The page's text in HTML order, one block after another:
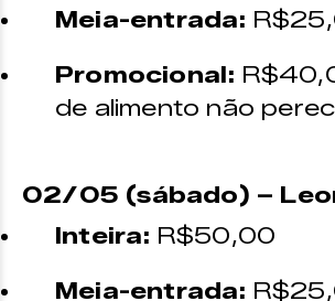
Meia-entrada:
Promocional:
de alimento não
02/05 (sábado) –
Inteira: R$50,00
Meia-entrada: